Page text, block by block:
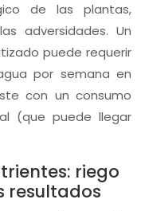
de las plantas,
adversidades. Un
puede requerir
por semana en
con un consumo
(que puede llegar
riego
resultados